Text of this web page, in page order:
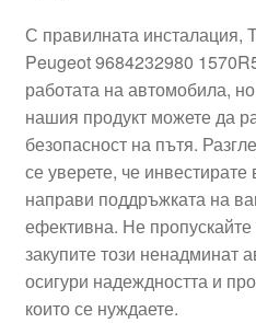
Процедура за рекламации
Разгледайте
Транспорт
С правилната инсталация,
Peugeot 9684232980
работата на автомобила,
нашия продукт можете да
безопасност на пътя.
се уверете, че инвестирате
направи поддръжката на
ефективна. Не
закупите този ненадминат
осигури надеждността и
които се нуждаете.